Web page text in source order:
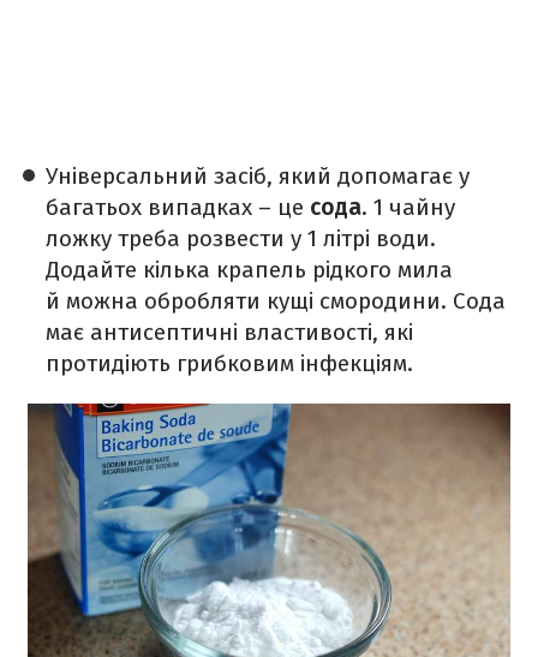
Універсальний засіб, який допомагає у
багатьох випадках – це сода. 1 чайну
ложку треба розвести у 1 літрі води.
Додайте кілька крапель рідкого мила
й можна обробляти кущі смородини. Сода
має антисептичні властивості, які
протидіють грибковим інфекціям.